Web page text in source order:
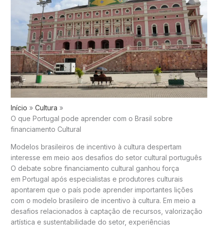
Início
Cultura
O que Portugal pode aprender com o Brasil sobre
financiamento Cultural
Modelos brasileiros de incentivo à cultura despertam
interesse em meio aos desafios do setor cultural português
O debate sobre financiamento cultural ganhou força
em Portugal após especialistas e produtores culturais
apontarem que o país pode aprender importantes lições
com o modelo brasileiro de incentivo à cultura. Em meio a
desafios relacionados à captação de recursos, valorização
artística e sustentabilidade do setor, experiências